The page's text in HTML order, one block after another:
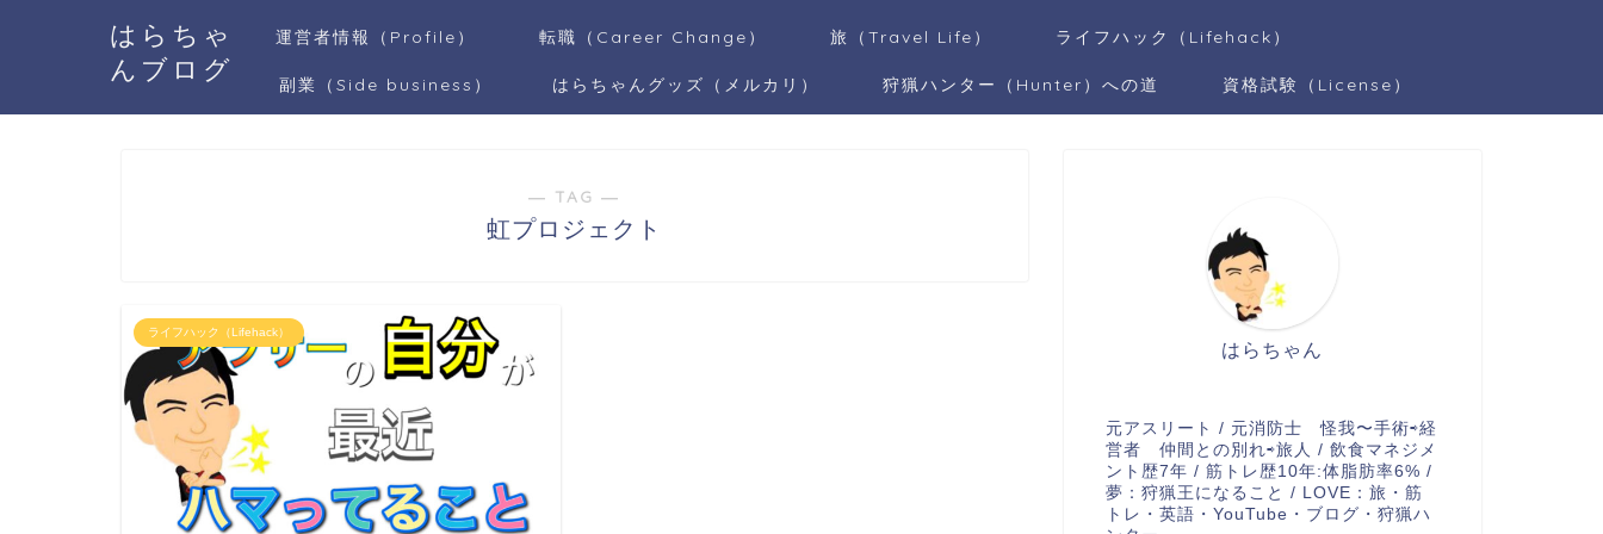
はらちゃ
んブログ
運営者情報（Profile） 転職（Career Change） 旅（Travel Life） ライフハック（Lifehack）
副業（Side business） はらちゃんグッズ（メルカリ） 狩猟ハンター（Hunter）への道 資格試験（License）
― TAG ―
虹プロジェクト
ライフハック（Lifehack）
はらちゃん
元アスリート / 元消防士 怪我〜手術⇨経
営者 仲間との別れ⇨旅人 / 飲食マネジメ
ント歴7年 / 筋トレ歴10年:体脂肪率6% /
夢：狩猟王になること / LOVE：旅・筋
トレ・英語・YouTube・ブログ・狩猟ハ